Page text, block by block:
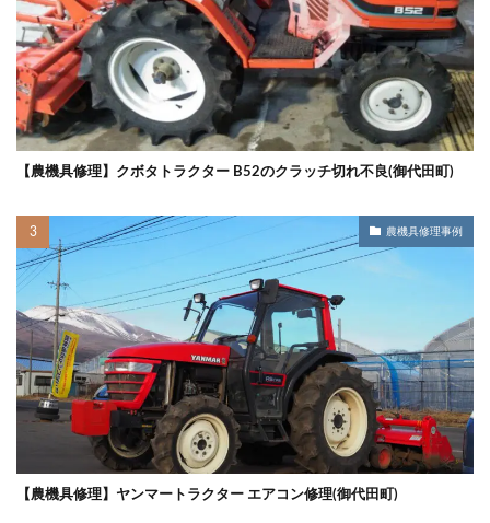
【農機具修理】クボタトラクター B52のクラッチ切れ不良(御代田町)
農機具修理事例
【農機具修理】ヤンマートラクター エアコン修理(御代田町)